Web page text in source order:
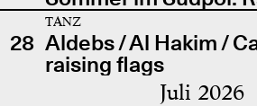
28
TANZ
Aldebs / Al Hakim /
raising flags
Juli 2026